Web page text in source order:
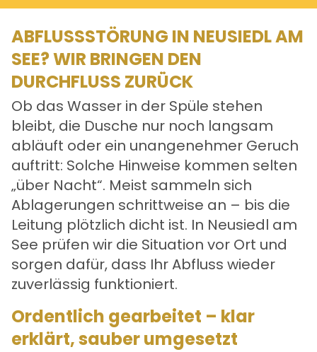
ABFLUSSSTÖRUNG IN NEUSIEDL AM
SEE? WIR BRINGEN DEN
DURCHFLUSS ZURÜCK
Ob das Wasser in der Spüle stehen
bleibt, die Dusche nur noch langsam
abläuft oder ein unangenehmer Geruch
auftritt: Solche Hinweise kommen selten
„über Nacht“. Meist sammeln sich
Ablagerungen schrittweise an – bis die
Leitung plötzlich dicht ist. In Neusiedl am
See prüfen wir die Situation vor Ort und
sorgen dafür, dass Ihr Abfluss wieder
zuverlässig funktioniert.
Ordentlich gearbeitet – klar
erklärt, sauber umgesetzt